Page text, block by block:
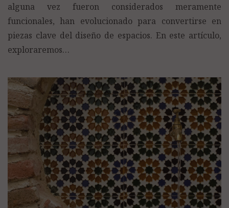
alguna vez fueron considerados meramente
funcionales, han evolucionado para convertirse en
piezas clave del diseño de espacios. En este artículo,
exploraremos…